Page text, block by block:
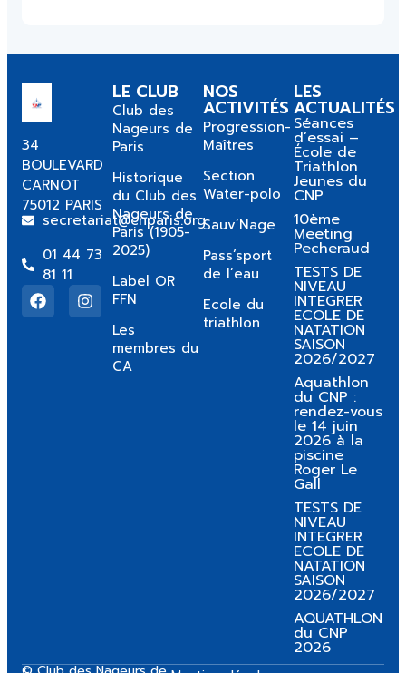
34
BOULEVARD
CARNOT
75012 PARIS
secretariat@cnparis.org
01 44 73
81 11
LE CLUB
Club des
Nageurs de
Paris
Historique
du Club des
Nageurs de
Paris (1905-
2025)
Label OR
FFN
Les
membres du
CA
NOS
ACTIVITÉS
Progression-
Maîtres
Section
Water-polo
Sauv’Nage
Pass’sport
de l’eau
Ecole du
triathlon
LES
ACTUALITÉS
Séances
d’essai –
École de
Triathlon
Jeunes du
CNP
10ème
Meeting
Pecheraud
TESTS DE
NIVEAU
INTEGRER
ECOLE DE
NATATION
SAISON
2026/2027
Aquathlon
du CNP :
rendez-vous
le 14 juin
2026 à la
piscine
Roger Le
Gall
TESTS DE
NIVEAU
INTEGRER
ECOLE DE
NATATION
SAISON
2026/2027
AQUATHLON
du CNP
2026